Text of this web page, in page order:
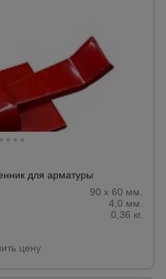
для арматуры
90 x 60 мм.
4,0 мм.
0,36 кг.
цену